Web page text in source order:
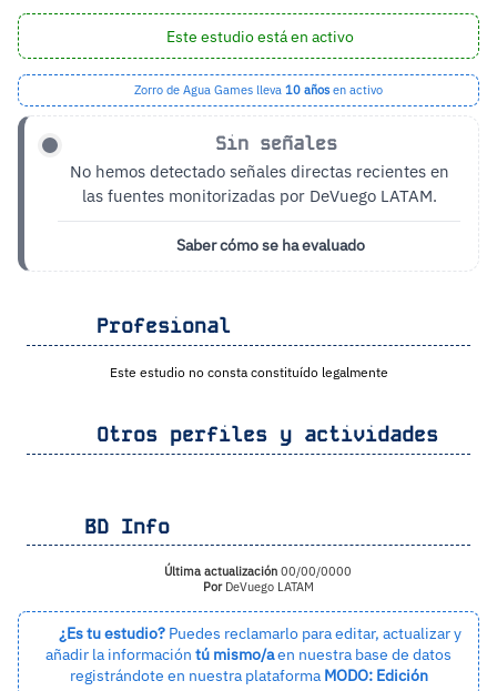
Este estudio está en activo
Zorro de Agua Games lleva 10 añosen activo
Sin señales
No hemos detectado señales directas recientes en
las fuentes monitorizadas por DeVuego LATAM.
Saber cómo se ha evaluado
Profesional
Este estudio no consta constituído legalmente
Otros perfiles y actividades
BD Info
Última actualización 00/00/0000
PorDeVuego LATAM
¿Es tu estudio? Puedes reclamarlo para editar, actualizar y
añadir la información tú mismo/aen nuestra base de datos
registrándote en nuestra plataforma MODO: Edición